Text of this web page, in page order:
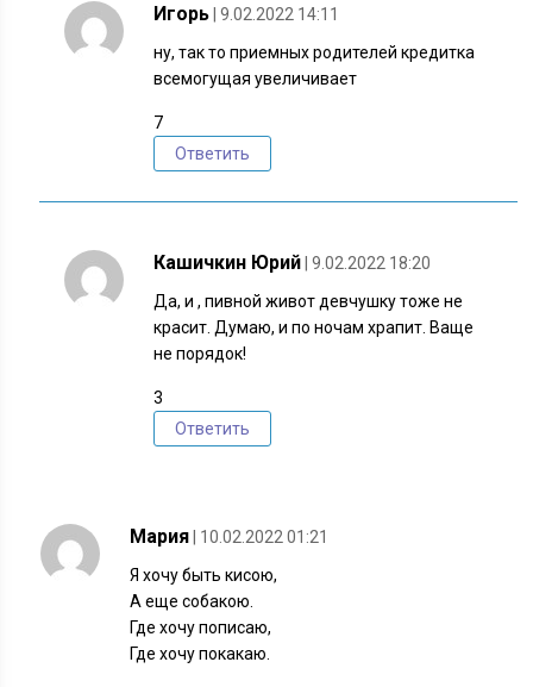
Игорь | 9.02.2022 14:11
ну, так то приемных родителей кредитка
всемогущая увеличивает
7
Ответить
Кашичкин Юрий | 9.02.2022 18:20
Да, и , пивной живот девчушку тоже не
красит. Думаю, и по ночам храпит. Ваще
не порядок!
3
Ответить
Мария
| 10.02.2022 01:21
Я хочу быть кисою,
А еще собакою.
Где хочу пописаю,
Где хочу покакаю.